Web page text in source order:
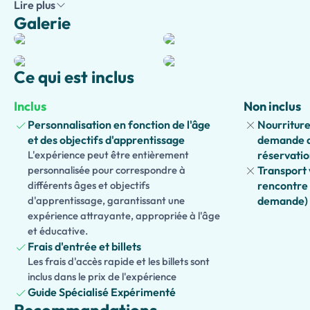
le rôle du palais dans l'unification de l'Italie et son
patrimoine mondial de l'UNESCO. Chaque visite est
vous permettant d'explorer à un rythme relaxant et de poser
de votre visite.
Les familles peuvent choisir notre
interactives et des activités conçues pour engager les jeunes
également uneversion accessible, avec des parcours
aux visiteurs ayant des besoins de mobilité.
Vous voulez découvrir davantage de Turin ? Prolongez votre
de l'Armurerie Royale, de la , du
de Saint-Jean-Baptiste(qui abrite le Saint Suaire), de la
égyptien, ou profitez d'une visite à pied dans les élégantes
Turin.
Lire plus
Galerie
Ce qui est inclus
Inclus
Personnalisation en fonction de l'âge
et des objectifs d'apprentissage
L'expérience peut être entièrement
personnalisée pour correspondre à
différents âges et objectifs
d'apprentissage, garantissant une
expérience attrayante, appropriée à l'âge
et éducative.
Frais d'entrée et billets
Les frais d'accès rapide et les billets sont
inclus dans le prix de l'expérience
Guide Spécialisé Expérimenté
Non inclus
demande
Transport
rencontre
demande)